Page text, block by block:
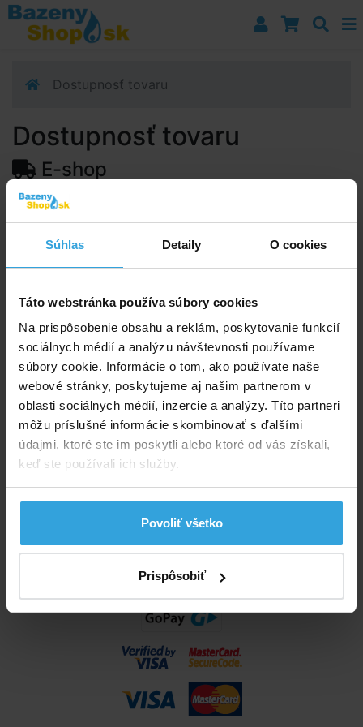
Súhlas Detaily O cookies
Táto webstránka používa súbory cookies
Na prispôsobenie obsahu a reklám, poskytovanie funkcií
sociálnych médií a analýzu návštevnosti používame
súbory cookie. Informácie o tom, ako používate naše
webové stránky, poskytujeme aj našim partnerom v
oblasti sociálnych médií, inzercie a analýzy. Títo partneri
môžu príslušné informácie skombinovať s ďalšími
údajmi, ktoré ste im poskytli alebo ktoré od vás získali,
keď ste používali ich služby.
Povoliť všetko
Prispôsobiť
Prejsť k navigácii
Prejsť na obsah
Prejsť k bočnému stĺpci
Dostupnosť tovaru
Dostupnosť tovaru
E-shop
Dostupnosť:
výdajné miesto:
12.08.2026
môže sa zmeniť.
Poradíme vám!
info@bazenyshop.sk
02 2057 0035
Telefónne číslo neslúži na objednaní tovaru
Všetko o nákupe
Obchodné podmienky
Možnosti dopravy a platby
Reklamácie
Odstúpenie od zmluvy